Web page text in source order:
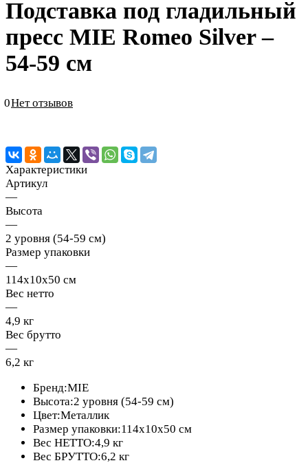
Подставка под гладильный
пресс MIE Romeo Silver –
54-59 см
0Нет отзывов
Характеристики
Артикул
—
Высота
—
2 уровня (54-59 см)
Размер упаковки
—
114х10х50 см
Вес нетто
—
4,9 кг
Вес брутто
—
6,2 кг
Бренд:MIE
Высота:2 уровня (54-59 см)
Цвет:Металлик
Размер упаковки:114х10х50 см
Вес НЕТТО:4,9 кг
Вес БРУТТО:6,2 кг